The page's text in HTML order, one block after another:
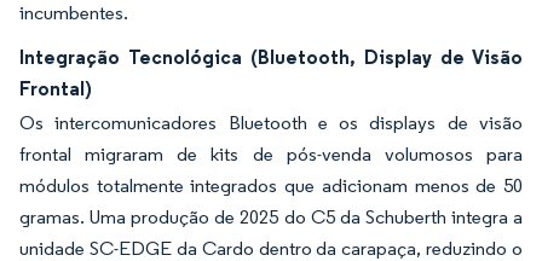
incumbentes.
Integração Tecnológica (Bluetooth, Display de Visão
Frontal)
Os intercomunicadores Bluetooth e os displays de visão
frontal migraram de kits de pós-venda volumosos para
módulos totalmente integrados que adicionam menos de 50
gramas. Uma produção de 2025 do C5 da Schuberth integra a
unidade SC-EDGE da Cardo dentro da carapaça, reduzindo o